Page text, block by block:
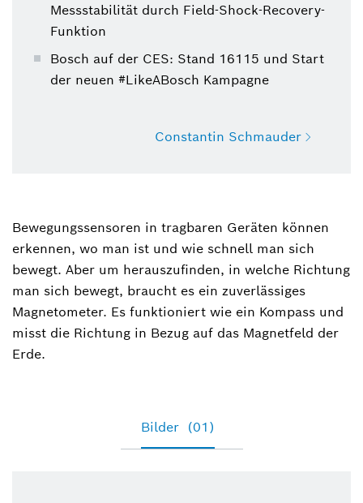
Messstabilität durch Field-Shock-Recovery-
Funktion
Bosch auf der CES: Stand 16115 und Start
der neuen #LikeABosch Kampagne
Constantin Schmauder
+49 7121 35-31058
Constantin.Schmauder@bosch-
sensortec.com
Bewegungssensoren in tragbaren Geräten können
erkennen, wo man ist und wie schnell man sich
bewegt. Aber um herauszufinden, in welche Richtung
man sich bewegt, braucht es ein zuverlässiges
Magnetometer. Es funktioniert wie ein Kompass und
misst die Richtung in Bezug auf das Magnetfeld der
Erde.
Bilder (01)